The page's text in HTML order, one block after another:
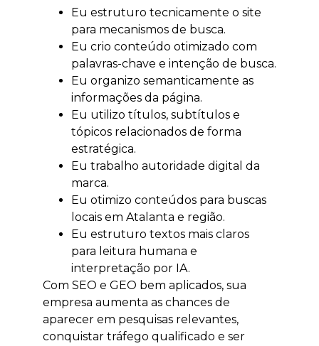
Eu estruturo tecnicamente o site
para mecanismos de busca.
Eu crio conteúdo otimizado com
palavras-chave e intenção de busca.
Eu organizo semanticamente as
informações da página.
Eu utilizo títulos, subtítulos e
tópicos relacionados de forma
estratégica.
Eu trabalho autoridade digital da
marca.
Eu otimizo conteúdos para buscas
locais em Atalanta e região.
Eu estruturo textos mais claros
para leitura humana e
interpretação por IA.
Com SEO e GEO bem aplicados, sua
empresa aumenta as chances de
aparecer em pesquisas relevantes,
conquistar tráfego qualificado e ser